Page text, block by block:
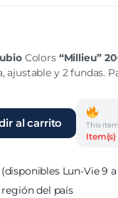
Colors “Millieu”
ajustable y 2 fundas.
al carrito This
Item(s)
(disponibles Lun-Vie 9 a
del país